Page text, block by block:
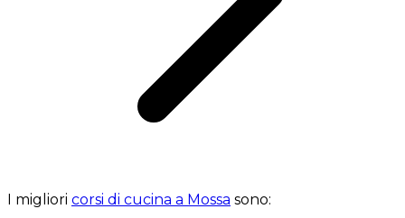
I migliori corsi di cucina a Mossa sono: